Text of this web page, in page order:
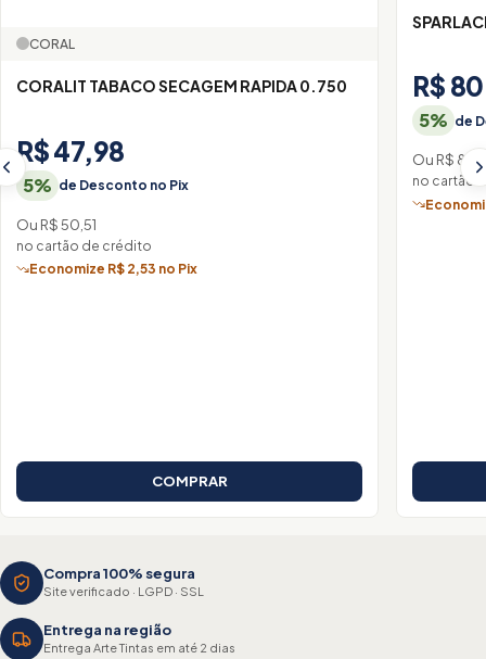
CORAL
CORALIT TABACO SECAGEM RAPIDA 0.750
R$ 47,98
5% de Desconto no Pix
Ou R$ 50,51
no cartão de crédito
Economize R$ 2,53 no Pix
COMPRAR
R$
5% de
Ou R$
no cartão
Compra 100% segura
Site verificado · LGPD · SSL
Entrega na região
Entrega Arte Tintas em até 2 dias